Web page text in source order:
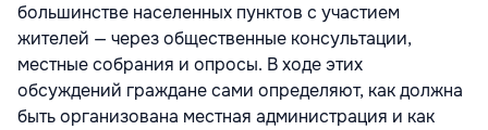
большинстве населенных пунктов с участием
жителей — через общественные консультации,
местные собрания и опросы. В ходе этих
обсуждений граждане сами определяют, как должна
быть организована местная администрация и как